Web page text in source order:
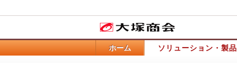
ホーム ソリューション・製品